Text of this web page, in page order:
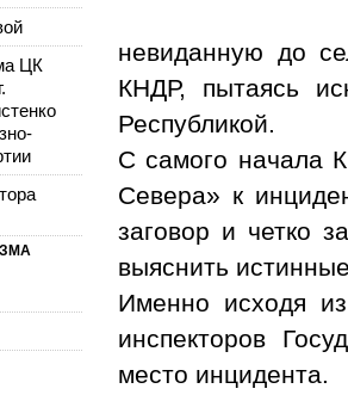
невиданную до
КНДР, пытаясь
Республикой.
С самого начала
Севера» к
заговор и четко
выяснить
Именно исходя
инспекторов
место инцидента.
ЦК